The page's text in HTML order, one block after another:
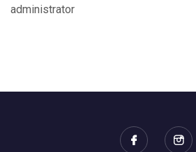
administrator